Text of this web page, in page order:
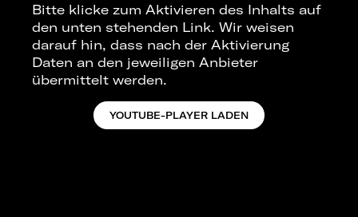
Bitte klicke zum Aktivieren des Inhalts auf
den unten stehenden Link. Wir weisen
darauf hin, dass nach der Aktivierung
Daten an den jeweiligen Anbieter
übermittelt werden.
YOUTUBE-PLAYER LADEN